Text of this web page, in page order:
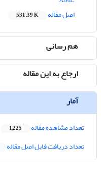
اصل مقاله
531.39 K
هم رسانی
ارجاع به این مقاله
آمار
تعداد مشاهده مقاله 1,225
تعداد دریافت فایل اصل مقاله